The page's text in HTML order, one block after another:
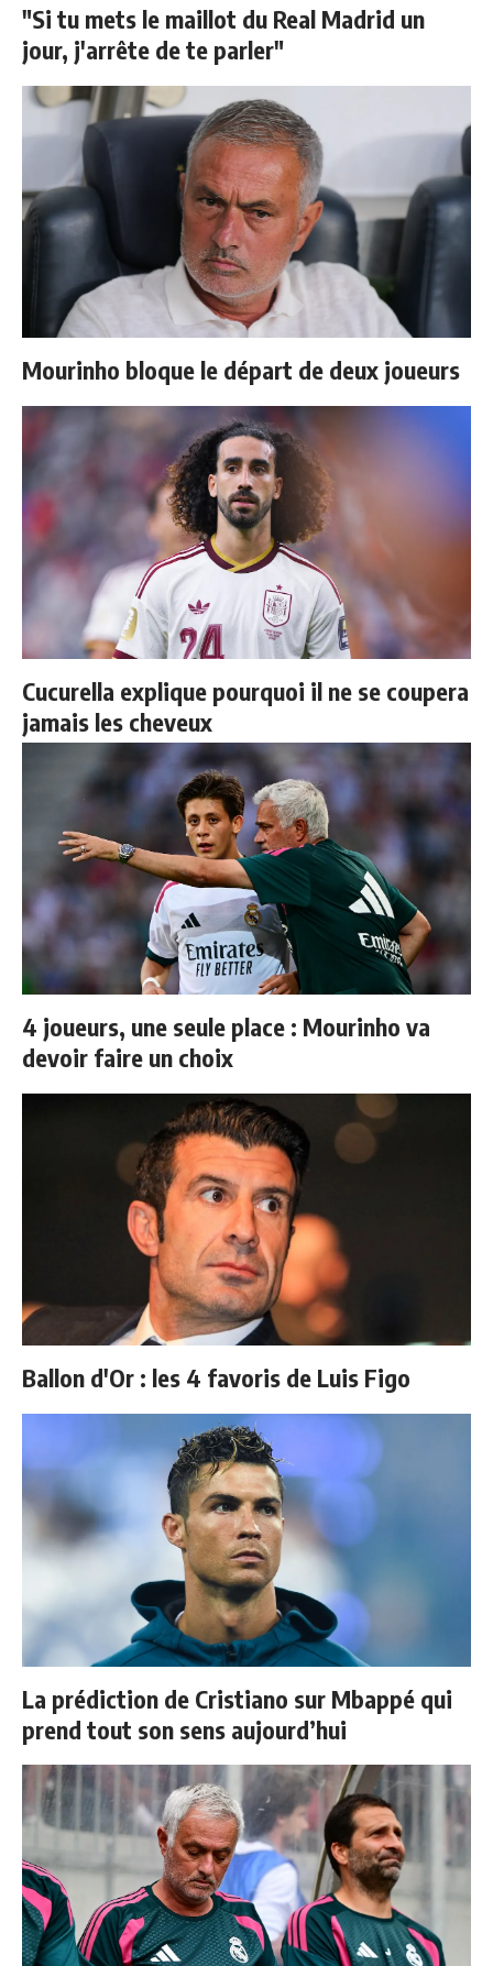
"Si tu mets le maillot du Real Madrid un
jour, j'arrête de te parler"
Mourinho bloque le départ de deux joueurs
Cucurella explique pourquoi il ne se coupera
jamais les cheveux
4 joueurs, une seule place : Mourinho va
devoir faire un choix
Ballon d'Or : les 4 favoris de Luis Figo
La prédiction de Cristiano sur Mbappé qui
prend tout son sens aujourd’hui